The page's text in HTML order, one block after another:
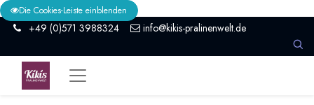
0 Anmelden
+49 (0)571 3988324 info@kikis-pralinenwelt.de
Die Cookies-Leiste einblenden